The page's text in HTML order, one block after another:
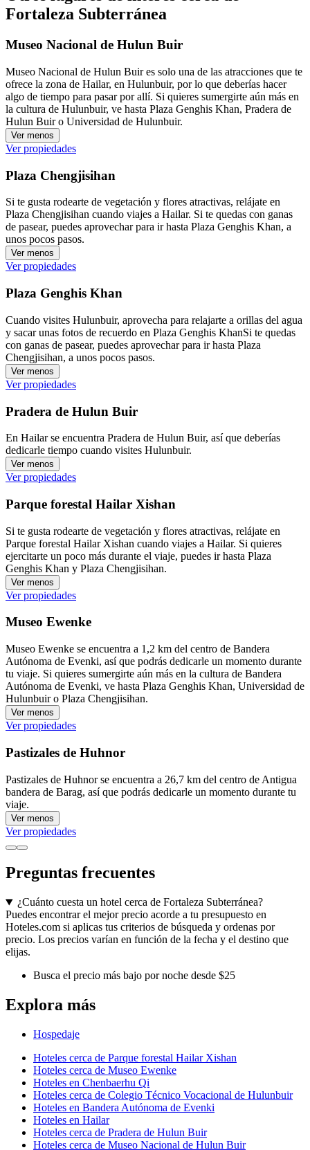
Fortaleza Subterránea
Museo Nacional de Hulun Buir
Museo Nacional de Hulun Buir es solo una de las atracciones que te
ofrece la zona de Hailar, en Hulunbuir, por lo que deberías hacer
algo de tiempo para pasar por allí. Si quieres sumergirte aún más en
la cultura de Hulunbuir, ve hasta Plaza Genghis Khan, Pradera de
Hulun Buir o Universidad de Hulunbuir.
Ver menos
Ver propiedades
Plaza Chengjisihan
Si te gusta rodearte de vegetación y flores atractivas, relájate en
Plaza Chengjisihan cuando viajes a Hailar. Si te quedas con ganas
de pasear, puedes aprovechar para ir hasta Plaza Genghis Khan, a
unos pocos pasos.
Ver menos
Ver propiedades
Plaza Genghis Khan
Cuando visites Hulunbuir, aprovecha para relajarte a orillas del agua
y sacar unas fotos de recuerdo en Plaza Genghis KhanSi te quedas
con ganas de pasear, puedes aprovechar para ir hasta Plaza
Chengjisihan, a unos pocos pasos.
Ver menos
Ver propiedades
Pradera de Hulun Buir
En Hailar se encuentra Pradera de Hulun Buir, así que deberías
dedicarle tiempo cuando visites Hulunbuir.
Ver menos
Ver propiedades
Parque forestal Hailar Xishan
Si te gusta rodearte de vegetación y flores atractivas, relájate en
Parque forestal Hailar Xishan cuando viajes a Hailar. Si quieres
ejercitarte un poco más durante el viaje, puedes ir hasta Plaza
Genghis Khan y Plaza Chengjisihan.
Ver menos
Ver propiedades
Museo Ewenke
Museo Ewenke se encuentra a 1,2 km del centro de Bandera
Autónoma de Evenki, así que podrás dedicarle un momento durante
tu viaje. Si quieres sumergirte aún más en la cultura de Bandera
Autónoma de Evenki, ve hasta Plaza Genghis Khan, Universidad de
Hulunbuir o Plaza Chengjisihan.
Ver menos
Ver propiedades
Pastizales de Huhnor
Pastizales de Huhnor se encuentra a 26,7 km del centro de Antigua
bandera de Barag, así que podrás dedicarle un momento durante tu
viaje.
Ver menos
Ver propiedades
Preguntas frecuentes
¿Cuánto cuesta un hotel cerca de Fortaleza Subterránea?
Puedes encontrar el mejor precio acorde a tu presupuesto en
Hoteles.com si aplicas tus criterios de búsqueda y ordenas por
precio. Los precios varían en función de la fecha y el destino que
elijas.
Busca el precio más bajo por noche desde $25
Explora más
Hospedaje
Hoteles cerca de Parque forestal Hailar Xishan
Hoteles cerca de Museo Ewenke
Hoteles en Chenbaerhu Qi
Hoteles cerca de Colegio Técnico Vocacional de Hulunbuir
Hoteles en Bandera Autónoma de Evenki
Hoteles en Hailar
Hoteles cerca de Pradera de Hulun Buir
Hoteles cerca de Museo Nacional de Hulun Buir